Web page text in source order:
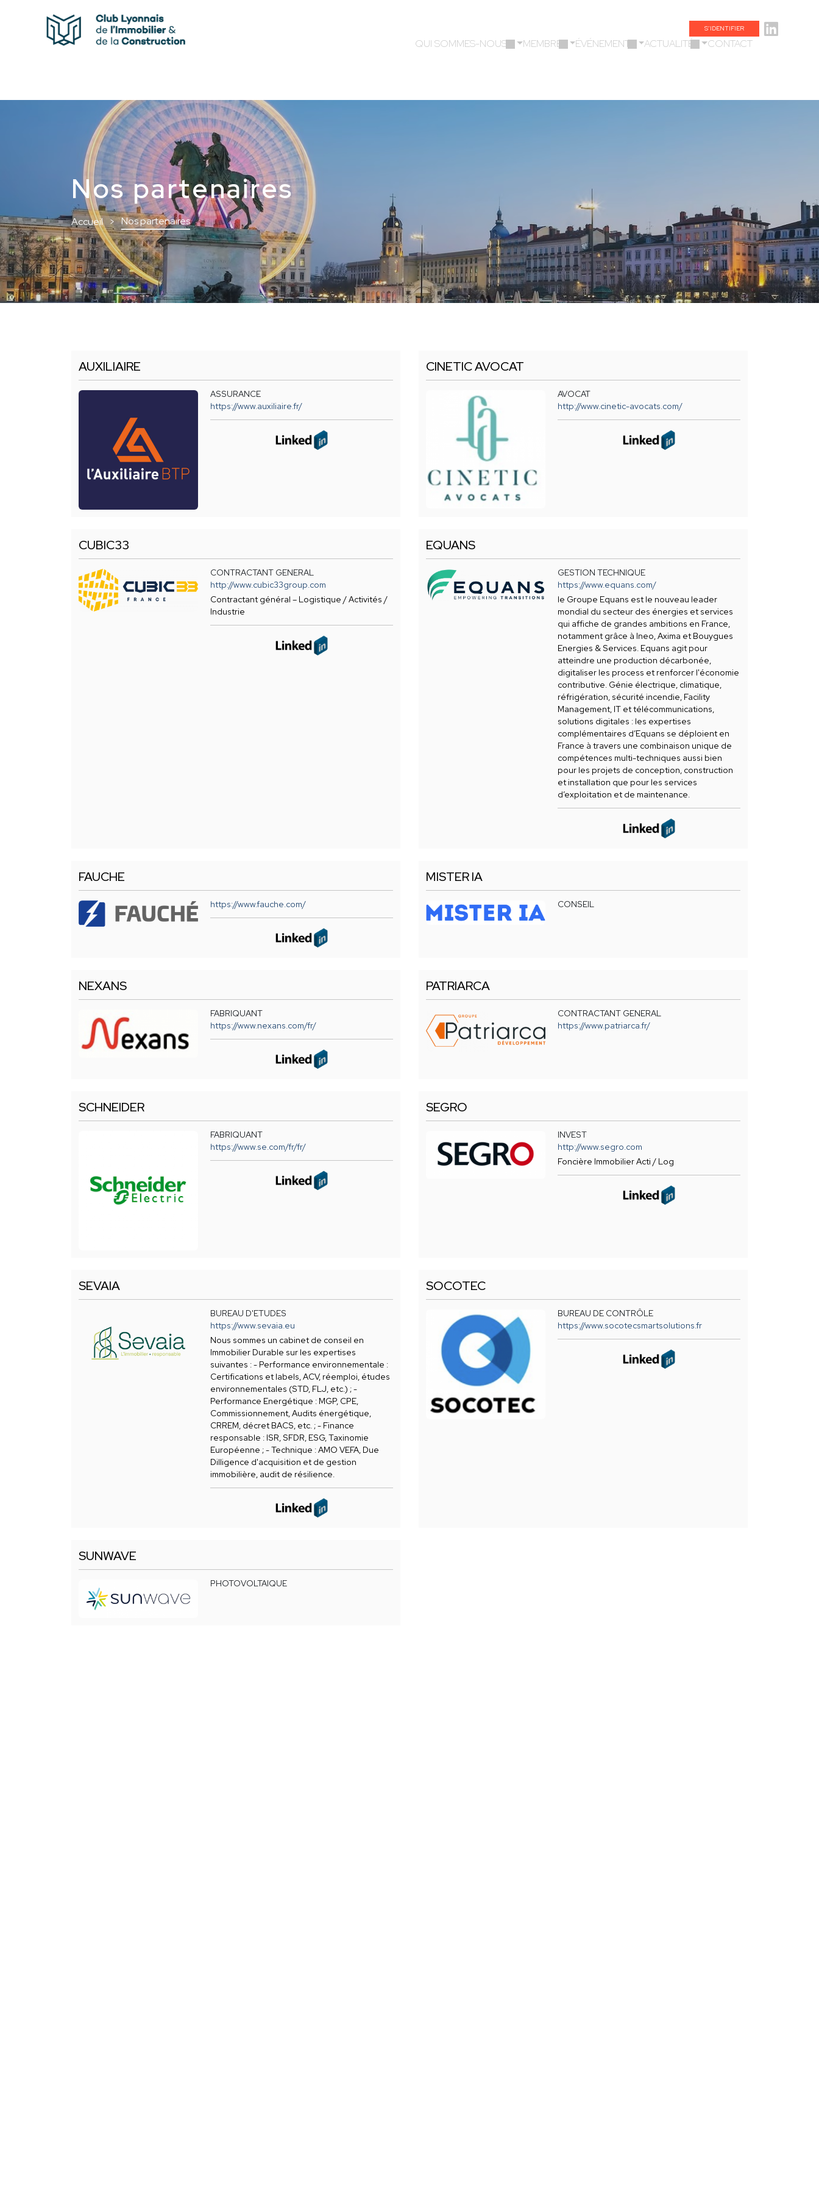
S’IDENTIFIER
QUI SOMMES-NOUS ? MEMBRES ÉVÉNEMENTS ACTUALITÉS CONTACT
Nos partenaires
Accueil Nos partenaires
AUXILIAIRE
ASSURANCE
https://www.auxiliaire.fr/
CINETIC AVOCAT
AVOCAT
http://www.cinetic-avocats.com/
CUBIC33
CONTRACTANT GENERAL
http://www.cubic33group.com
Contractant général – Logistique / Activités /
Industrie
EQUANS
GESTION TECHNIQUE
https://www.equans.com/
le Groupe Equans est le nouveau leader
mondial du secteur des énergies et services
qui affiche de grandes ambitions en France,
notamment grâce à Ineo, Axima et Bouygues
Energies & Services. Equans agit pour
atteindre une production décarbonée,
digitaliser les process et renforcer l'économie
contributive. Génie électrique, climatique,
réfrigération, sécurité incendie, Facility
Management, IT et télécommunications,
solutions digitales : les expertises
complémentaires d’Equans se déploient en
France à travers une combinaison unique de
compétences multi-techniques aussi bien
pour les projets de conception, construction
et installation que pour les services
d’exploitation et de maintenance.
FAUCHE
https://www.fauche.com/
MISTER IA
CONSEIL
NEXANS
FABRIQUANT
https://www.nexans.com/fr/
PATRIARCA
CONTRACTANT GENERAL
https://www.patriarca.fr/
SCHNEIDER
FABRIQUANT
https://www.se.com/fr/fr/
SEGRO
INVEST
http://www.segro.com
Foncière Immobilier Acti / Log
SEVAIA
BUREAU D'ETUDES
https://www.sevaia.eu
Nous sommes un cabinet de conseil en
Immobilier Durable sur les expertises
suivantes : - Performance environnementale :
Certifications et labels, ACV, réemploi, études
environnementales (STD, FLJ, etc.) ; -
Performance Energétique : MGP, CPE,
Commissionnement, Audits énergétique,
CRREM, décret BACS, etc. ; - Finance
responsable : ISR, SFDR, ESG, Taxinomie
Européenne ; - Technique : AMO VEFA, Due
Dilligence d'acquisition et de gestion
immobilière, audit de résilience.
SOCOTEC
BUREAU DE CONTRÔLE
https://www.socotecsmartsolutions.fr
SUNWAVE
PHOTOVOLTAIQUE